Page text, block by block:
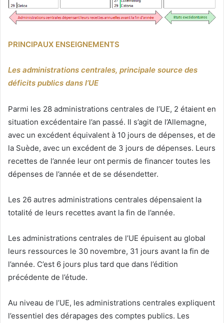
PRINCIPAUX ENSEIGNEMENTS
Les administrations centrales, principale source des
déficits publics dans l’UE
Parmi les 28 administrations centrales de l’UE, 2 étaient en
situation excédentaire l’an passé. Il s’agit de l’Allemagne,
avec un excédent équivalent à 10 jours de dépenses, et de
la Suède, avec un excédent de 3 jours de dépenses. Leurs
recettes de l’année leur ont permis de financer toutes les
dépenses de l’année et de se désendetter.
Les 26 autres administrations centrales dépensaient la
totalité de leurs recettes avant la fin de l’année.
Les administrations centrales de l’UE épuisent au global
leurs ressources le 30 novembre, 31 jours avant la fin de
l’année. C’est 6 jours plus tard que dans l’édition
précédente de l’étude.
Au niveau de l’UE, les administrations centrales expliquent
l’essentiel des dérapages des comptes publics. Les